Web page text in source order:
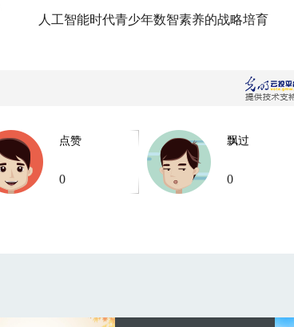
人工智能时代青少年数智素养的战略培育
点赞
0
飘过
0